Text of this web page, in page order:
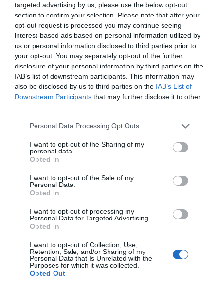
targeted advertising by us, please use the below opt-out
section to confirm your selection. Please note that after your
opt-out request is processed you may continue seeing
interest-based ads based on personal information utilized by
us or personal information disclosed to third parties prior to
your opt-out. You may separately opt-out of the further
disclosure of your personal information by third parties on the
IAB’s list of downstream participants. This information may
also be disclosed by us to third parties on the IAB’s List of
Downstream Participants that may further disclose it to other
Please note that this website/app uses one or more Google
not limited to your visit or usage behaviour. You may click to
grant or deny consent to Google and its third-party tags to
use your data for below specified purposes in below Google
consent section.
Personal Data Processing Opt Outs
I want to opt-out of the Sharing of my
personal data.
Opted In
I want to opt-out of the Sale of my
Personal Data.
Opted In
I want to opt-out of processing my
Personal Data for Targeted Advertising.
Opted In
I want to opt-out of Collection, Use,
Retention, Sale, and/or Sharing of my
Personal Data that Is Unrelated with the
Purposes for which it was collected.
Opted Out
το ελληνικό καλοκαίρι και ένας
πολιτισμός που μας ενώνει κάθε μέρα.
ΌΣΑ ΧΡΕΙΆΖΕΣΑΙ
ΡΟΗ ΕΙΔΗΣΕΩΝ